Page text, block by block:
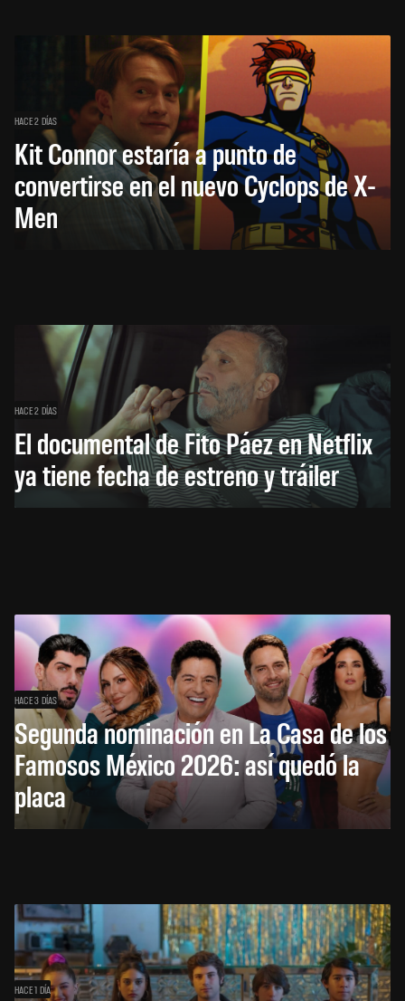
HACE 2 DÍAS
Kit Connor estaría a punto de
convertirse en el nuevo Cyclops de X-
Men
HACE 2 DÍAS
El documental de Fito Páez en Netflix
ya tiene fecha de estreno y tráiler
HACE 3 DÍAS
Segunda nominación en La Casa de los
Famosos México 2026: así quedó la
placa
HACE 1 DÍA